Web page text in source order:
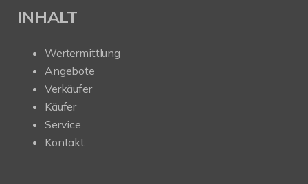
INHALT
Wertermittlung
Angebote
Verkäufer
Käufer
Service
Kontakt